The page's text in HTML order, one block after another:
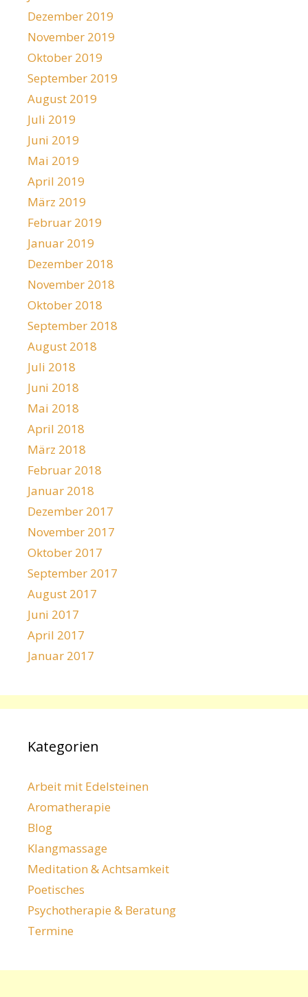
Dezember 2019
November 2019
Oktober 2019
September 2019
August 2019
Juli 2019
Juni 2019
Mai 2019
April 2019
März 2019
Februar 2019
Januar 2019
Dezember 2018
November 2018
Oktober 2018
September 2018
August 2018
Juli 2018
Juni 2018
Mai 2018
April 2018
März 2018
Februar 2018
Januar 2018
Dezember 2017
November 2017
Oktober 2017
September 2017
August 2017
Juni 2017
April 2017
Januar 2017
Kategorien
Arbeit mit Edelsteinen
Aromatherapie
Blog
Klangmassage
Meditation & Achtsamkeit
Poetisches
Psychotherapie & Beratung
Termine